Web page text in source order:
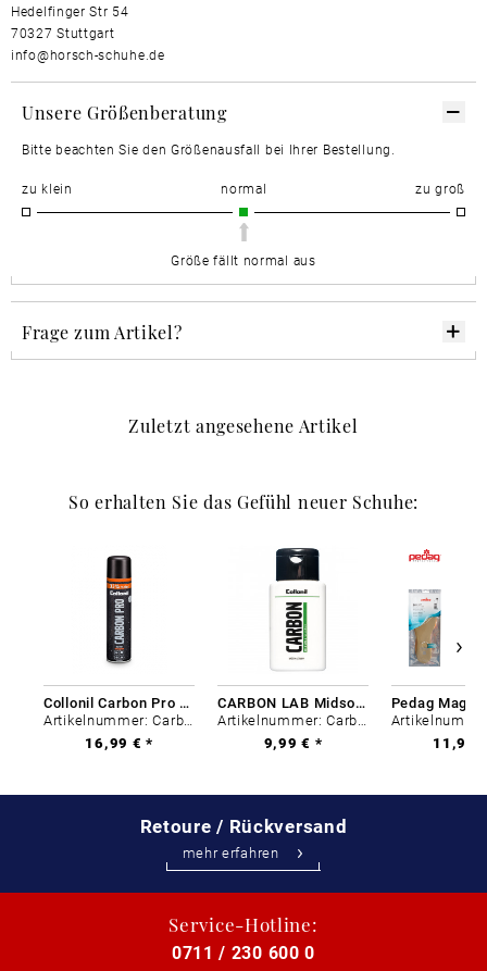
Hedelfinger Str 54
70327 Stuttgart
info@horsch-schuhe.de
Unsere Größenberatung
Bitte beachten Sie den Größenausfall bei Ihrer Bestellung.
zu klein normal zu groß
Größe fällt normal aus
Frage zum Artikel?
Zuletzt angesehene Artikel
So erhalten Sie das Gefühl neuer Schuhe:
Collonil Carbon Pro 400 ml
Artikelnummer: Carbon-0
16,99 € *
CARBON LAB Midsole Cleaner
Artikelnummer: Carbon-0
9,99 € *
11,99
Retoure / Rückversand
mehr erfahren
Service-Hotline:
0711 / 230 600 0